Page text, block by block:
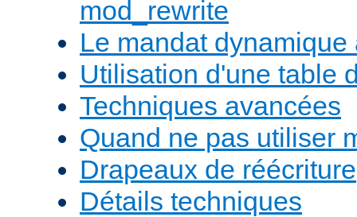
mod_rewrite
Le mandat
Utilisation d'une table
Techniques avancées
Quand ne pas utiliser
Drapeaux de réécriture
Détails techniques